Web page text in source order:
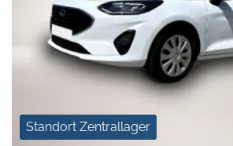
Standort Zentrallager